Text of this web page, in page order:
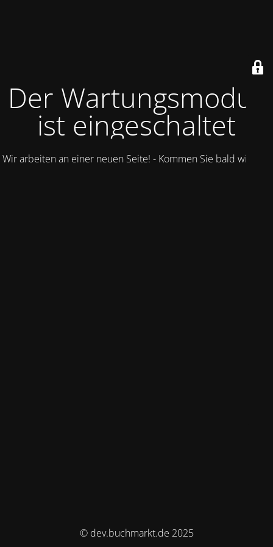
Der Wartungsmodus
ist eingeschaltet
Wir arbeiten an einer neuen Seite! - Kommen Sie bald wieder.
© dev.buchmarkt.de 2025